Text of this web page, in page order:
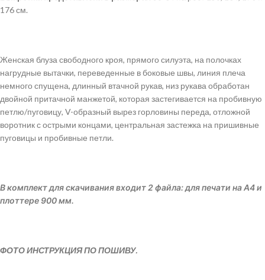
176 см.
Женская блуза свободного кроя, прямого силуэта, на полочках
нагрудные вытачки, переведенные в боковые швы, линия плеча
немного спущена, длинный втачной рукав, низ рукава обработан
двойной притачной манжетой, которая застегивается на пробивную
петлю/пуговицу, V-образный вырез горловины переда, отложной
воротник с острыми концами, центральная застежка на пришивные
пуговицы и пробивные петли.
В комплект для скачивания входит 2 файла: для печати на А4 и
плоттере 900 мм.
ФОТО ИНСТРУКЦИЯ ПО ПОШИВУ.